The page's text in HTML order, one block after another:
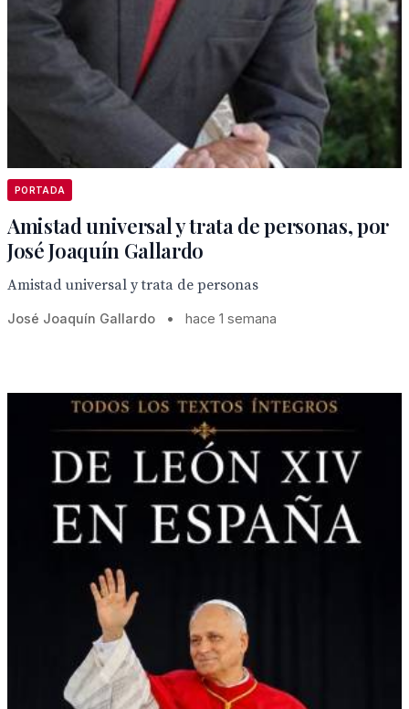
PORTADA
Amistad universal y trata de personas, por
José Joaquín Gallardo
Amistad universal y trata de personas
José Joaquín Gallardo • hace 1 semana